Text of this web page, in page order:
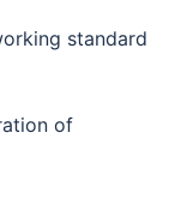
standard
of